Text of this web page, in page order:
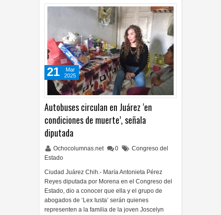
Autobuses circulan en Juárez ‘en
condiciones de muerte’, señala
diputada
Ochocolumnas.net 0
Congreso del
Estado
Ciudad Juárez Chih.- María Antonieta Pérez
Reyes diputada por Morena en el Congreso del
Estado, dio a conocer que ella y el grupo de
abogados de ‘Lex Iusta’ serán quienes
representen a la familia de la joven Joscelyn
21
Mar
2025